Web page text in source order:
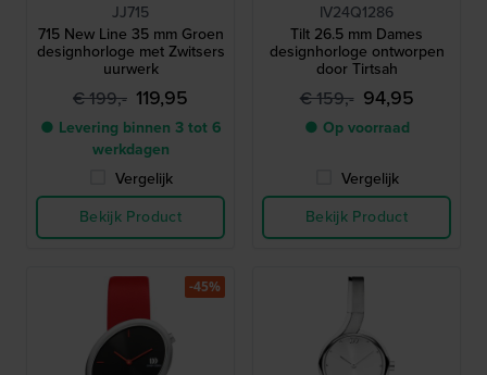
JJ715
715 New Line 35 mm Groen
designhorloge met Zwitsers
uurwerk
€ 199,- 119,95
● Levering binnen 3 tot 6
werkdagen
Vergelijk
Bekijk Product
IV24Q1286
Tilt 26.5 mm Dames
designhorloge ontworpen
door Tirtsah
€ 159,- 94,95
● Op voorraad
Vergelijk
Bekijk Product
-45%